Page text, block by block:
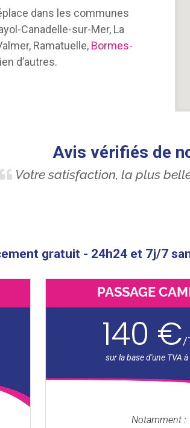
dans les communes
Canadelle-sur-Mer, La
Ramatuelle, Bormes-
d’autres.
Avis vérifiés de
Votre satisfaction, la plus
gratuit - 24h24 et 7j/7
PASSAGE
140 €/
Notamment :